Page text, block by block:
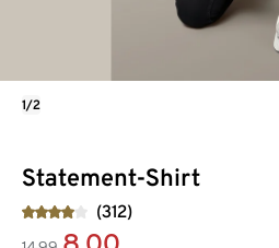
Statement-Shirt
(312)
1/2